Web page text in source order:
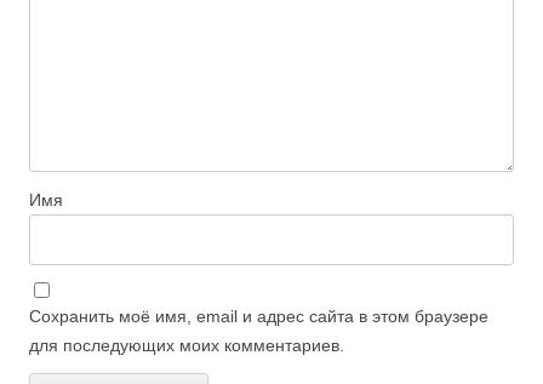
Имя
Сохранить моё имя, email и адрес сайта в этом браузере
для последующих моих комментариев.